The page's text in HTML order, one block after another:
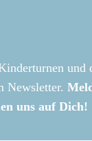
und
Newsletter.
uns auf Dich!